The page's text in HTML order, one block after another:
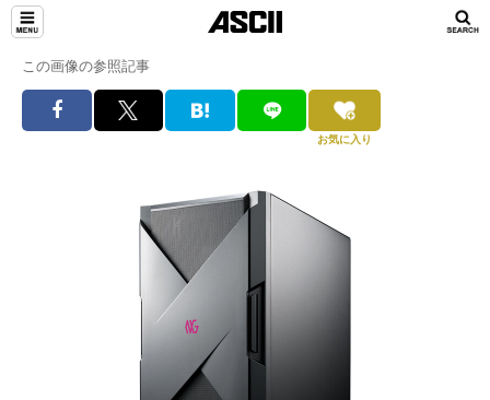
この画像の参照記事
お気に入り